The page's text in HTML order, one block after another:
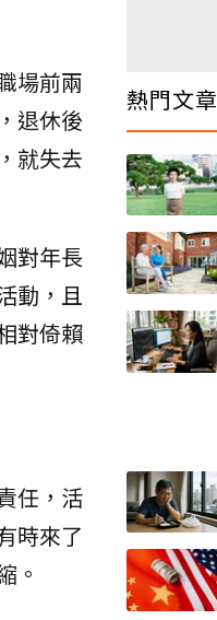
場前兩
退休後
就失去
對年長
動，且
對倚賴
任，活
時來了
。
熱門文章